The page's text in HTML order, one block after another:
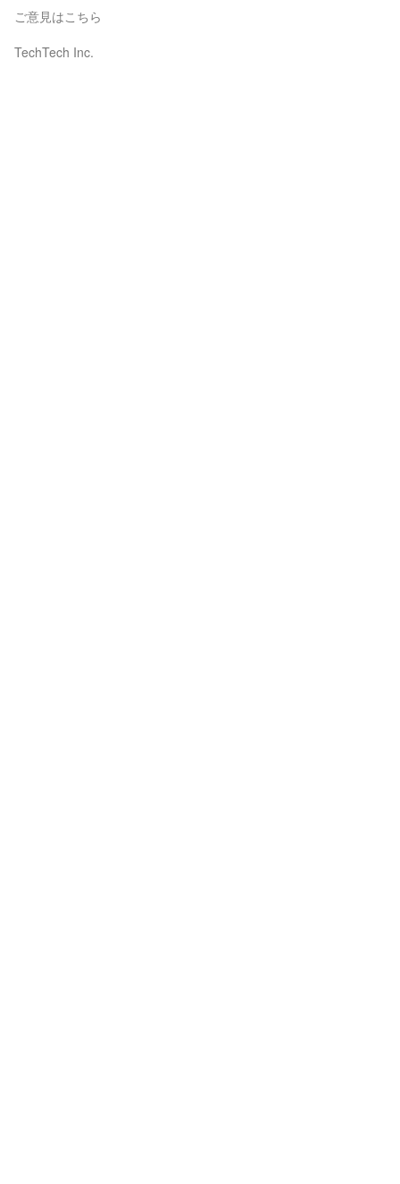
ご意見はこちら
TechTech Inc.